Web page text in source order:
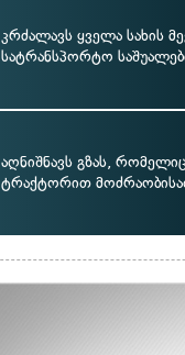
კრძალავს ყველა სახის
სატრანსპორტო
აღნიშნავს გზას,
ტრაქტორით